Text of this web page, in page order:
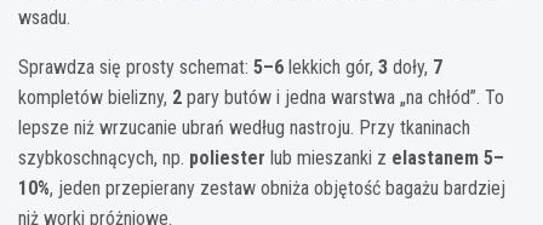
wsadu.
Sprawdza się prosty schemat: 5–6 lekkich gór, 3 doły, 7
kompletów bielizny, 2 pary butów i jedna warstwa „na chłód”. To
lepsze niż wrzucanie ubrań według nastroju. Przy tkaninach
szybkoschnących, np. poliester lub mieszanki z elastanem 5–
10%, jeden przepierany zestaw obniża objętość bagażu bardziej
niż worki próżniowe.